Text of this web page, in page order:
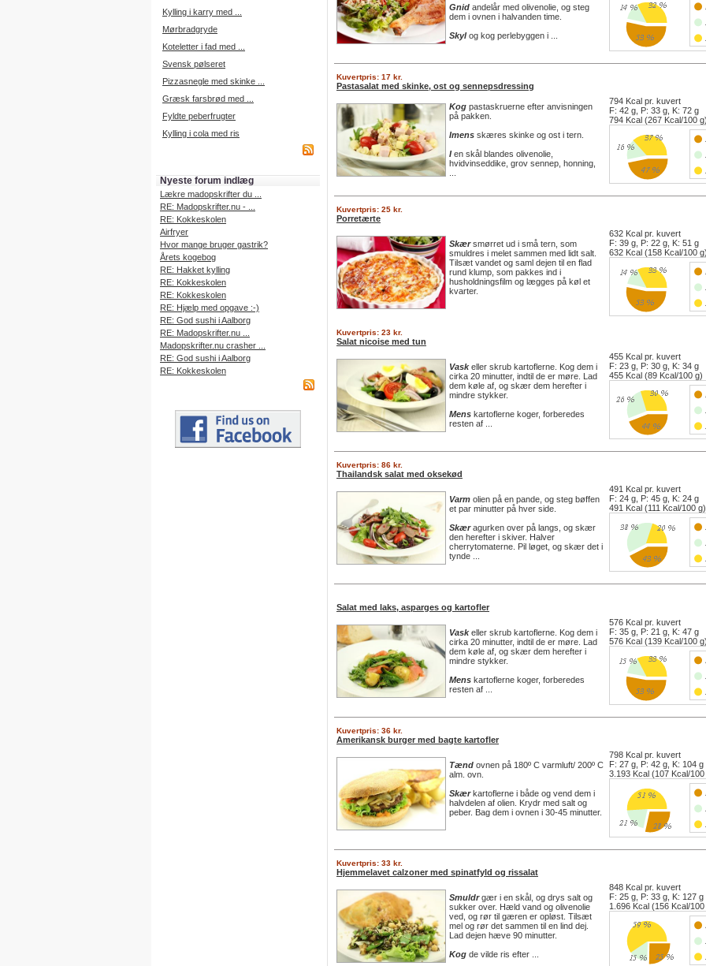
Kylling i karry med ...
Mørbradgryde
Koteletter i fad med ...
Svensk pølseret
Pizzasnegle med skinke ...
Græsk farsbrød med ...
Fyldte peberfrugter
Kylling i cola med ris
Nyeste forum indlæg
Lækre madopskrifter du ...
RE: Madopskrifter.nu - ...
RE: Kokkeskolen
Airfryer
Hvor mange bruger gastrik?
Årets kogebog
RE: Hakket kylling
RE: Kokkeskolen
RE: Kokkeskolen
RE: Hjælp med opgave :-)
RE: God sushi i Aalborg
RE: Madopskrifter.nu ...
Madopskrifter.nu crasher ...
RE: God sushi i Aalborg
RE: Kokkeskolen
Gnid andelår med olivenolie, og steg
dem i ovnen i halvanden time.
Skylog kog perlebyggen i ...
Kuvertpris: 17 kr.
Pastasalat med skinke, ost og sennepsdressing
Kog pastaskruerne efter anvisningen
på pakken.
Imens skæres skinke og ost i tern.
Ien skål blandes olivenolie,
hvidvinseddike, grov sennep, honning,
794 Kcal pr. kuvert
F: 42 g, P: 33 g, K: 72 g
794 Kcal (267 Kcal/100 g)
Kuvertpris: 25 kr.
Porretærte
Skærsmørret ud i små tern, som
smuldres i melet sammen med lidt salt.
Tilsæt vandet og saml dejen til en flad
rund klump, som pakkes ind i
husholdningsfilm og lægges på køl et
kvarter.
632 Kcal pr. kuvert
F: 39 g, P: 22 g, K: 51 g
632 Kcal (158 Kcal/100 g)
Kuvertpris: 23 kr.
Salat nicoise med tun
Vaskeller skrub kartoflerne. Kog dem i
cirka 20 minutter, indtil de er møre. Lad
dem køle af, og skær dem herefter i
mindre stykker.
Mens kartoflerne koger, forberedes
resten af ...
455 Kcal pr. kuvert
F: 23 g, P: 30 g, K: 34 g
455 Kcal (89 Kcal/100 g)
Kuvertpris: 86 kr.
Thailandsk salat med oksekød
Varm olien på en pande, og steg bøffen
et par minutter på hver side.
Skæragurken over på langs, og skær
den herefter i skiver. Halver
cherrytomaterne. Pil løget, og skær det i
tynde ...
491 Kcal pr. kuvert
F: 24 g, P: 45 g, K: 24 g
491 Kcal (111 Kcal/100 g)
Salat med laks, asparges og kartofler
Vaskeller skrub kartoflerne. Kog dem i
cirka 20 minutter, indtil de er møre. Lad
dem køle af, og skær dem herefter i
mindre stykker.
Mens kartoflerne koger, forberedes
resten af ...
576 Kcal pr. kuvert
F: 35 g, P: 21 g, K: 47 g
576 Kcal (139 Kcal/100 g)
Kuvertpris: 36 kr.
Amerikansk burger med bagte kartofler
Tænd ovnen på 180º C varmluft/ 200º C
alm. ovn.
Skærkartoflerne i både og vend dem i
halvdelen af olien. Krydr med salt og
peber. Bag dem i ovnen i 30-45 minutter.
798 Kcal pr. kuvert
F: 27 g, P: 42 g, K: 104 g
3.193 Kcal (107 Kcal/100
Kuvertpris: 33 kr.
Hjemmelavet calzoner med spinatfyld og rissalat
Smuldrgær i en skål, og drys salt og
sukker over. Hæld vand og olivenolie
ved, og rør til gæren er opløst. Tilsæt
mel og rør det sammen til en lind dej.
Lad dejen hæve 90 minutter.
Kog de vilde ris efter ...
848 Kcal pr. kuvert
F: 25 g, P: 33 g, K: 127 g
1.696 Kcal (156 Kcal/100